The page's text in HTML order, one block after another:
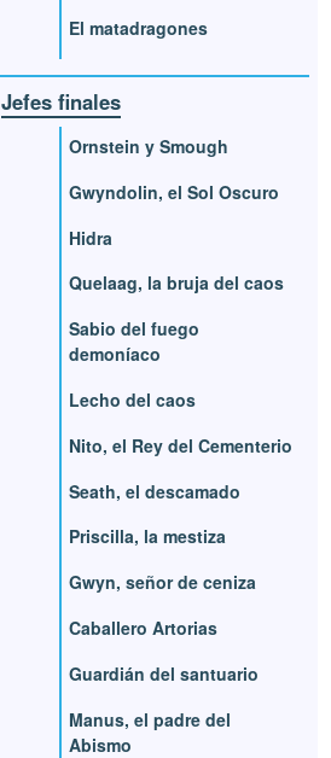
El matadragones
Jefes finales
Ornstein y Smough
Gwyndolin, el Sol Oscuro
Hidra
Quelaag, la bruja del caos
Sabio del fuego
demoníaco
Lecho del caos
Nito, el Rey del Cementerio
Seath, el descamado
Priscilla, la mestiza
Gwyn, señor de ceniza
Caballero Artorias
Guardián del santuario
Manus, el padre del
Abismo